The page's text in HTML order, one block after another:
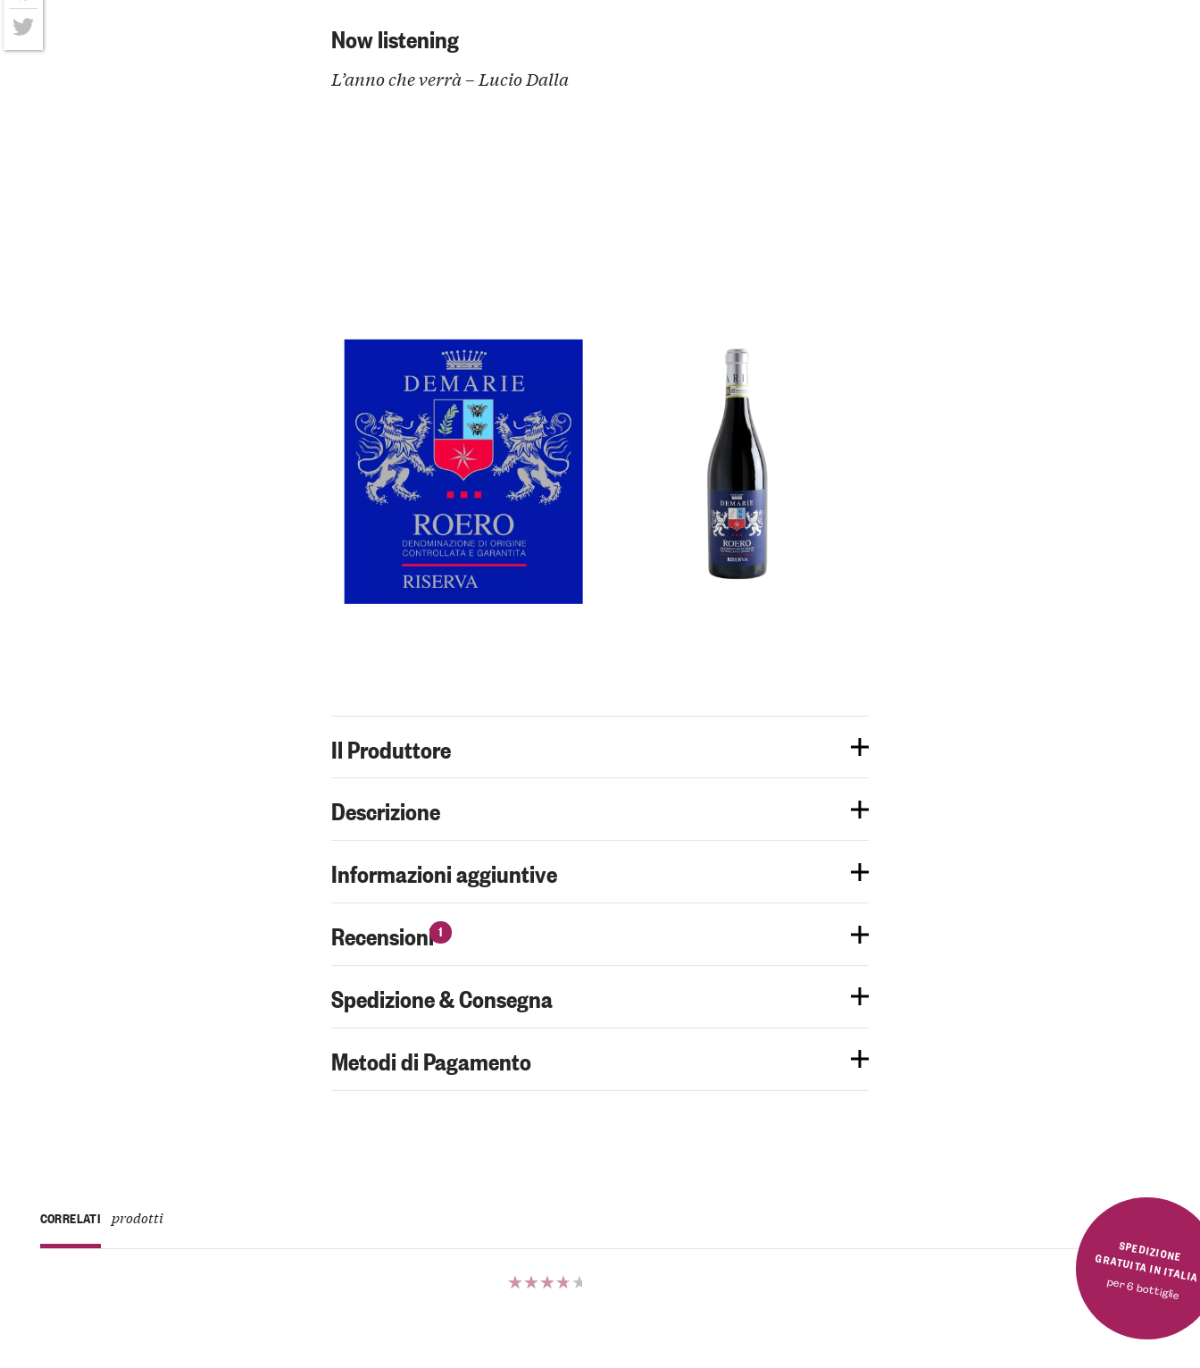
Now listening
L’anno che verrà – Lucio Dalla
Il Produttore
Descrizione
Informazioni aggiuntive
Recensioni 1
Spedizione & Consegna
Metodi di Pagamento
SPEDIZIONE GRATUITA IN ITALIA
per 6 bottiglie
CORRELATI prodotti
Valutato
5.00su 5
Facebook
Twitter